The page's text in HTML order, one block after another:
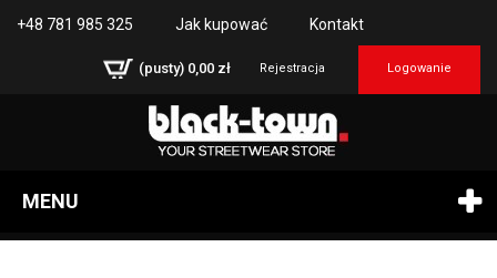
+48 781 985 325 Jak kupować Kontakt
Rejestracja Logowanie
(pusty) 0,00 zł
MENU